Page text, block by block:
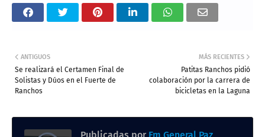
MÁS RECIENTES
Patitas Ranchos pidió
colaboración por la carrera de
bicicletas en la Laguna
ANTIGUOS
Se realizará el Certamen Final de
Solistas y Dúos en el Fuerte de
Ranchos